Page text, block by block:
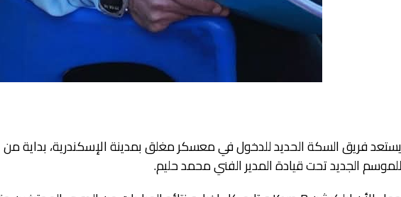
يستعد فريق السكة الحديد للدخول في معسكر مغلق بمدينة الإسكندرية، بداية من
للموسم الجديد تحت قيادة المدير الفني محمد حليم.